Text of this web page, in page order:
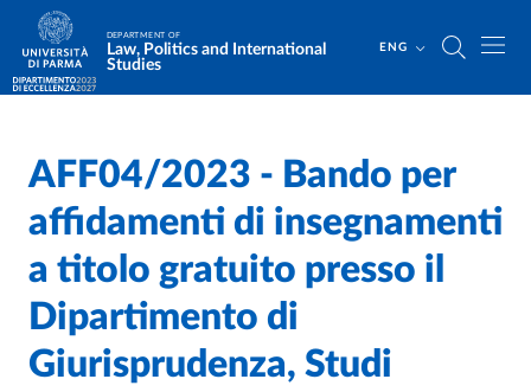
Skip to main content
Skip to footer
DEPARTMENT OF
Law, Politics and International
Studies
ENG
Home
/
AFF04/2023 - Bando per
affidamenti di insegnamenti
a titolo gratuito presso il
Dipartimento di
Giurisprudenza, Studi